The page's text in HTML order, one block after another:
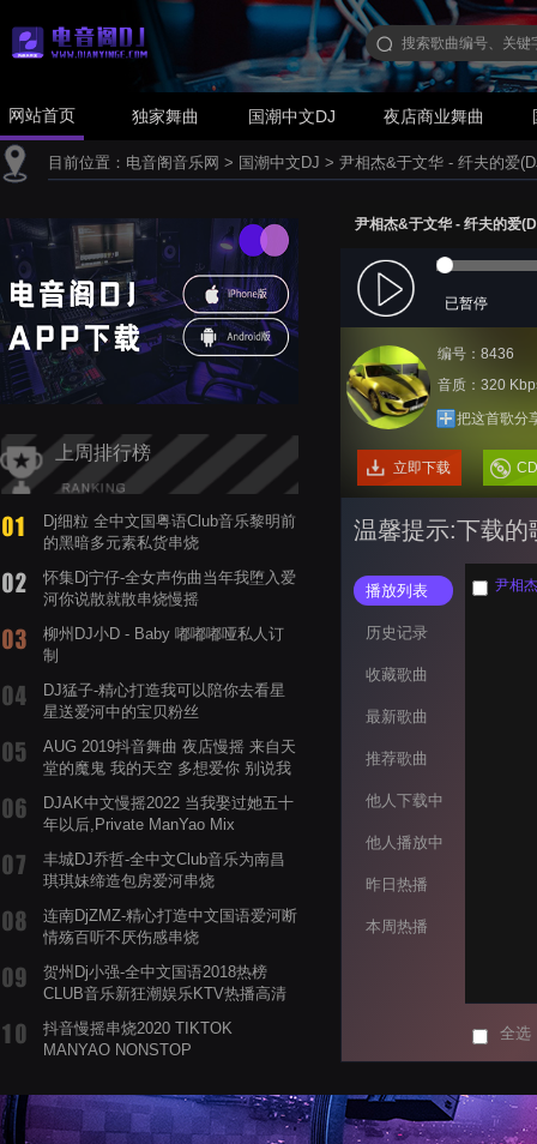
网站首页 独家舞曲 国潮中文DJ 夜店商业舞曲
目前位置： 电音阁音乐网 > 国潮中文DJ > 尹相杰&于文华 - 纤夫的爱
上周排行榜
Dj细粒 全中文国粤语Club音乐黎明前
的黑暗多元素私货串烧
怀集Dj宁仔-全女声伤曲当年我堕入爱
河你说散就散串烧慢摇
柳州DJ小D - Baby 嘟嘟嘟哑私人订
制
DJ猛子-精心打造我可以陪你去看星
星送爱河中的宝贝粉丝
AUG 2019抖音舞曲 夜店慢摇 来自天
堂的魔鬼 我的天空 多想爱你 别说我
DJAK中文慢摇2022 当我娶过她五十
年以后,Private ManYao Mix
丰城DJ乔哲-全中文Club音乐为南昌
琪琪妹缔造包房爱河串烧
连南DjZMZ-精心打造中文国语爱河断
情殇百听不厌伤感串烧
贺州Dj小强-全中文国语2018热榜
CLUB音乐新狂潮娱乐KTV热播高清
抖音慢摇串烧2020 TIKTOK
MANYAO NONSTOP
蝉爸爸妈妈爱存在夏天的风是想你的
声音啊
尹相杰&于文华 - 纤夫的爱
已暂停
编号：8436
音质：320
把这首歌分
立即下载
温馨提示:下载的
播放列表
历史记录
收藏歌曲
最新歌曲
推荐歌曲
他人下载中
他人播放中
昨日热播
本周热播
尹相
全选